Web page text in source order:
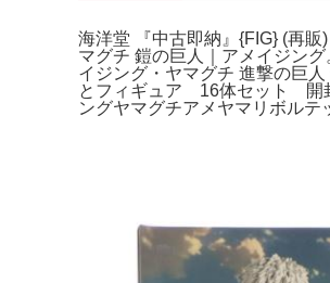
海洋堂 『中古即納』{FIG} (再
マグチ 鎧の巨人｜アメイジン
イジング・ヤマグチ 進撃の巨
とフィギュア 16体セット 開
ングヤマグチアメヤマリボル